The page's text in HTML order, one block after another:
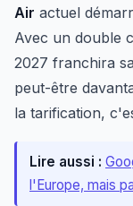
Air actuel
Avec un double
2027 franchira
peut-être
la tarification,
Lire aussi :
l'Europe, mais